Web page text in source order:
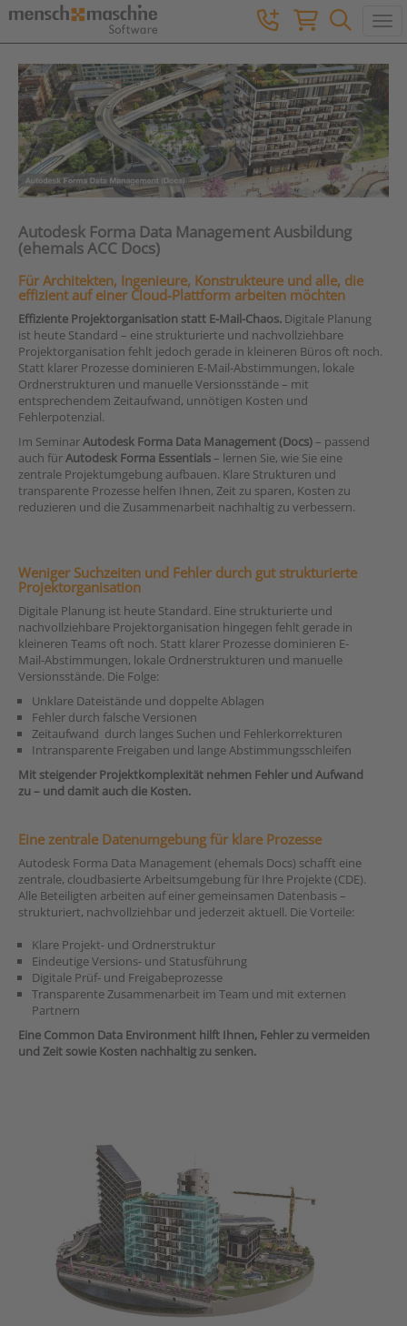
Autodesk Forma Data Management Ausbildung
(ehemals ACC Docs)
Für Architekten, Ingenieure, Konstrukteure und alle, die
effizient auf einer Cloud-Plattform arbeiten möchten
Effiziente Projektorganisation statt E-Mail-Chaos. Digitale Planung
ist heute Standard – eine strukturierte und nachvollziehbare
Projektorganisation fehlt jedoch gerade in kleineren Büros oft noch.
Statt klarer Prozesse dominieren E-Mail-Abstimmungen, lokale
Ordnerstrukturen und manuelle Versionsstände – mit
entsprechendem Zeitaufwand, unnötigen Kosten und
Fehlerpotenzial.
Im SeminarAutodesk Forma Data Management (Docs)– passend
auch fürAutodesk Forma Essentials– lernen Sie, wie Sie eine
zentrale Projektumgebung aufbauen. Klare Strukturen und
transparente Prozesse helfen Ihnen, Zeit zu sparen, Kosten zu
reduzieren und die Zusammenarbeit nachhaltig zu verbessern.
Weniger Suchzeiten und Fehler durch gut strukturierte
Projektorganisation
Digitale Planung ist heute Standard. Eine strukturierte und
nachvollziehbare Projektorganisation hingegen fehlt gerade in
kleineren Teams oft noch. Statt klarer Prozesse dominieren E-
Mail-Abstimmungen, lokale Ordnerstrukturen und manuelle
Versionsstände. Die Folge:
Unklare Dateistände und doppelte Ablagen
Fehler durch falsche Versionen
Zeitaufwand durch langes Suchen und Fehlerkorrekturen
Intransparente Freigaben und lange Abstimmungsschleifen
Mit steigender Projektkomplexität nehmen Fehler und Aufwand
zu – und damit auch die Kosten.
Eine zentrale Datenumgebung für klare Prozesse
Autodesk Forma Data Management (ehemals Docs) schafft eine
zentrale, cloudbasierte Arbeitsumgebung für Ihre Projekte (CDE).
Alle Beteiligten arbeiten auf einer gemeinsamen Datenbasis –
strukturiert, nachvollziehbar und jederzeit aktuell. Die Vorteile:
Klare Projekt- und Ordnerstruktur
Eindeutige Versions- und Statusführung
Digitale Prüf- und Freigabeprozesse
Transparente Zusammenarbeit im Team und mit externen
Partnern
Eine Common Data Environment hilft Ihnen, Fehler zu vermeiden
und Zeit sowie Kosten nachhaltig zu senken.